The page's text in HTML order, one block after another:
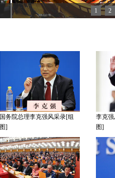
1 2
国务院总理李克强风采录[组
图]
李克
图]